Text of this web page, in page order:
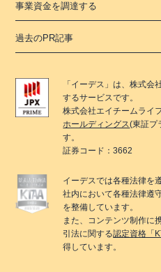
事業資金を調達する
過去のPR記事
「 イーデス 」は、株式会
するサービスです。
株式会社エイチームライ
ホールディングス(東証プ
す。
証券コード：3662
イーデスでは各種法律を
社内において各種法律遵
を整備しています。
また、コンテンツ制作に
引法に関する認定資格「
得しています。